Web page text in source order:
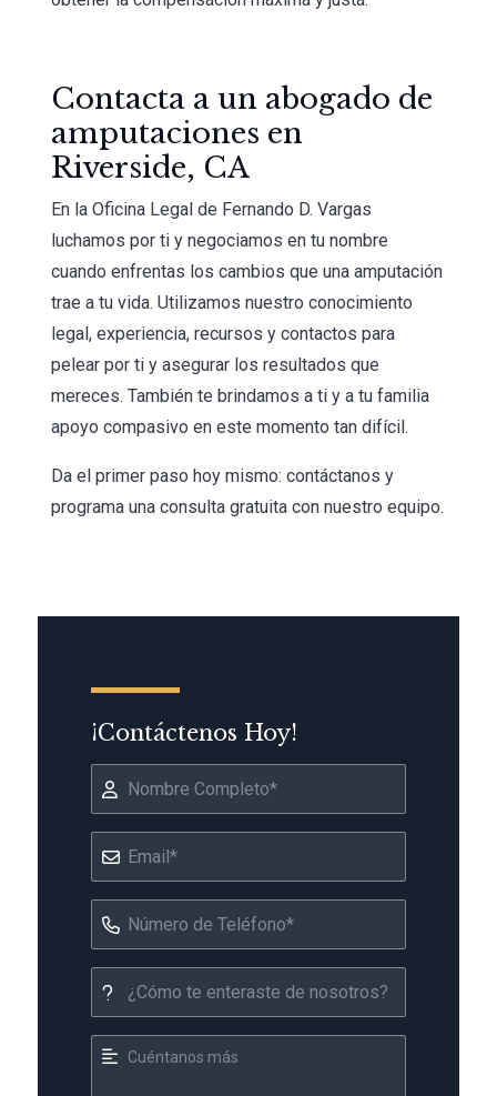
Contacta a un abogado de
amputaciones en
Riverside, CA
En la Oficina Legal de Fernando D. Vargas
luchamos por ti y negociamos en tu nombre
cuando enfrentas los cambios que una amputación
trae a tu vida. Utilizamos nuestro conocimiento
legal, experiencia, recursos y contactos para
pelear por ti y asegurar los resultados que
mereces. También te brindamos a ti y a tu familia
apoyo compasivo en este momento tan difícil.
Da el primer paso hoy mismo: contáctanos y
programa una consulta gratuita con nuestro equipo.
¡Contáctenos Hoy!